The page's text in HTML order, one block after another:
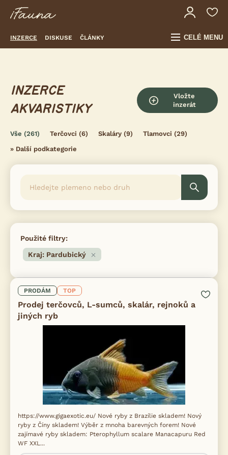
INZERCE DISKUSE ČLÁNKY CELÉ MENU
INZERCE
AKVARISTIKY
Vložte
inzerát
Vše (261) Terčovci (6) Skaláry (9) Tlamovci (29)
» Další podkategorie
Použité filtry:
Kraj: Pardubický
PRODÁM TOP
Prodej terčovců, L-sumců, skalár, rejnoků a
jiných ryb
https://www.gigaexotic.eu/ Nové ryby z Brazílie skladem! Nový
ryby z Číny skladem! Výběr z mnoha barevných forem! Nové
zajímavé ryby skladem: Pterophyllum scalare Manacapuru Red
WF XXL...